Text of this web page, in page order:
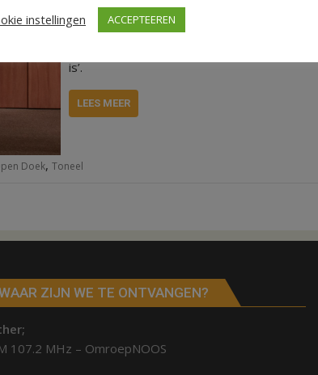
januari kunt u weer van hun voorstelling
genieten. Deze keer speelt de vereniging
is’.
LEES MEER
Doek, Toneel
ZIJN WE TE ONTVANGEN?
107.2 MHz – OmroepNOOS
instellingen
ACCEPTEEREN